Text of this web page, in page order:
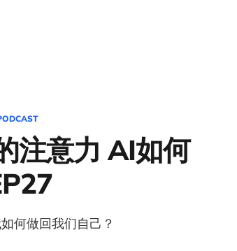
注意力 AI如何
何做回我们自己？